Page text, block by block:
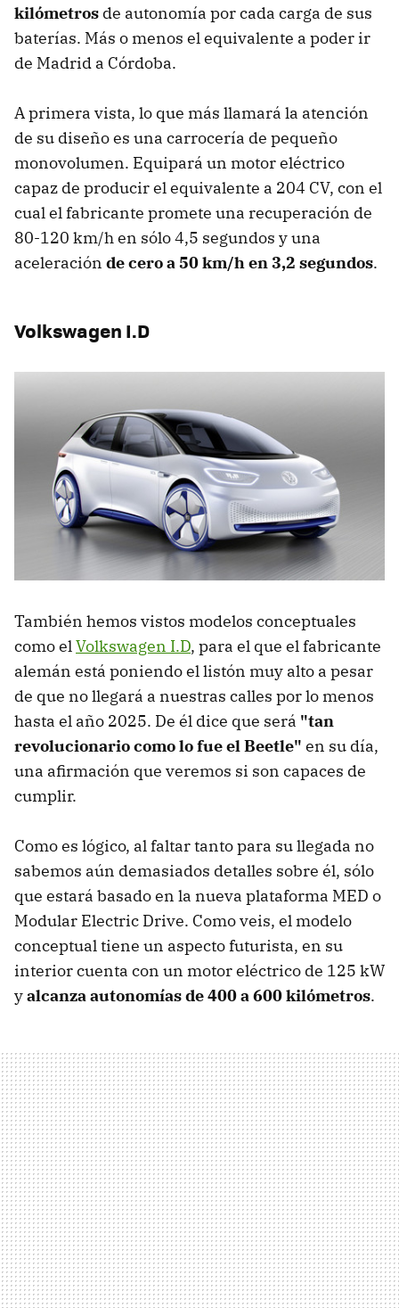
kilómetros de autonomía por cada carga de sus
baterías. Más o menos el equivalente a poder ir
de Madrid a Córdoba.
A primera vista, lo que más llamará la atención
de su diseño es una carrocería de pequeño
monovolumen. Equipará un motor eléctrico
capaz de producir el equivalente a 204 CV, con el
cual el fabricante promete una recuperación de
80-120 km/h en sólo 4,5 segundos y una
aceleración de cero a 50 km/h en 3,2 segundos.
Volkswagen I.D
También hemos vistos modelos conceptuales
como elVolkswagen I.D, para el que el fabricante
alemán está poniendo el listón muy alto a pesar
de que no llegará a nuestras calles por lo menos
hasta el año 2025. De él dice que será "tan
revolucionario como lo fue el Beetle" en su día,
una afirmación que veremos si son capaces de
cumplir.
Como es lógico, al faltar tanto para su llegada no
sabemos aún demasiados detalles sobre él, sólo
que estará basado en la nueva plataforma MED o
Modular Electric Drive. Como veis, el modelo
conceptual tiene un aspecto futurista, en su
interior cuenta con un motor eléctrico de 125 kW
yalcanza autonomías de 400 a 600 kilómetros.